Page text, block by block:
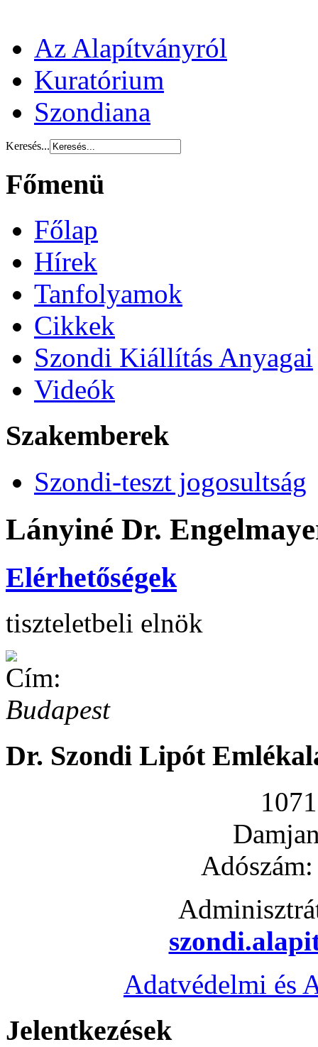
Az Alapítványról
Kuratórium
Szondiana
Keresés...
Főmenü
Főlap
Hírek
Tanfolyamok
Cikkek
Szondi Kiállítás Anyagai
Videók
Szakemberek
Szondi-teszt jogosultság
Lányiné Dr.
Elérhetőségek
tiszteletbeli elnök
Budapest
Dr. Szondi Lipót
Adatvédelmi és
Jelentkezések